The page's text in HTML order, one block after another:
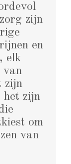
zijn
en
elk
van
zijn
het zijn
om
van